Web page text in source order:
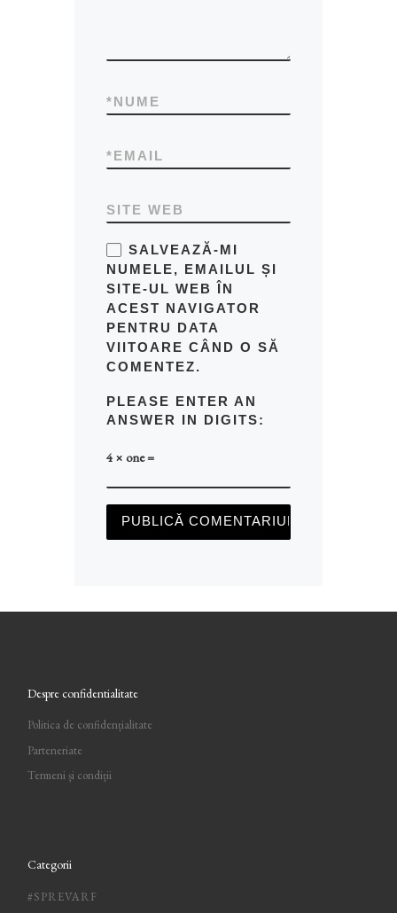
NUME
*
EMAIL
*
SITE WEB
SALVEAZĂ-MI
NUMELE, EMAILUL ȘI
SITE-UL WEB ÎN
ACEST NAVIGATOR
PENTRU DATA
VIITOARE CÂND O SĂ
COMENTEZ.
PLEASE ENTER AN
ANSWER IN DIGITS:
4 × one =
Despre confidentialitate
Politica de confidențialitate
Parteneriate
Termeni și condiții
Categorii
#SPREVARF